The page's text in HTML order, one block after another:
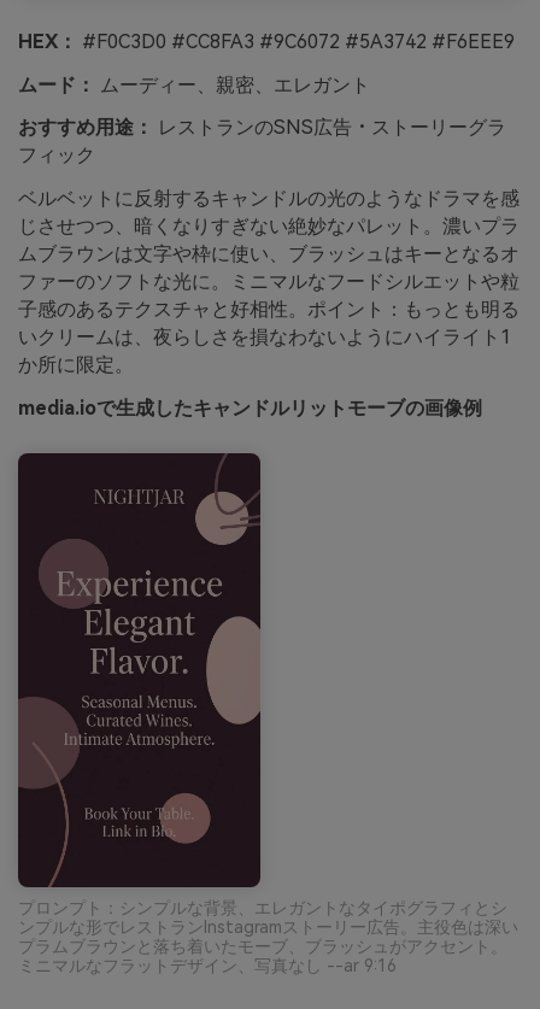
HEX： #F0C3D0 #CC8FA3 #9C6072 #5A3742 #F6EEE9
ムード：
ムーディー、親密、エレガント
おすすめ用途：
レストランのSNS広告・ストーリーグラ
フィック
ベルベットに反射するキャンドルの光のようなドラマを感
じさせつつ、暗くなりすぎない絶妙なパレット。濃いプラ
ムブラウンは文字や枠に使い、ブラッシュはキーとなるオ
ファーのソフトな光に。ミニマルなフードシルエットや粒
子感のあるテクスチャと好相性。ポイント：もっとも明る
いクリームは、夜らしさを損なわないようにハイライト1
か所に限定。
media.ioで生成したキャンドルリットモーブの画像例
プロンプト：シンプルな背景、エレガントなタイポグラフィとシ
ンプルな形でレストランInstagramストーリー広告。主役色は深い
プラムブラウンと落ち着いたモーブ、ブラッシュがアクセント。
ミニマルなフラットデザイン、写真なし --ar 9:16